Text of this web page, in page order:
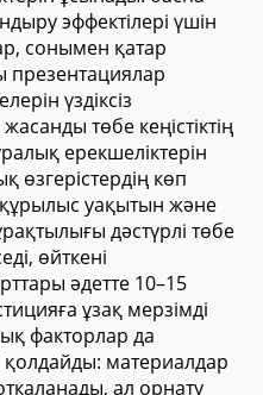
эффектілері үшін
сонымен қатар
презентациялар
үздіксіз
төбе кеңістіктің
ерекшеліктерін
көп
құрылыс уақытын және
дәстүрлі төбе
өйткені
әдетте 10–15
ұзақ мерзімді
факторлар да
материалдар
ал орнату